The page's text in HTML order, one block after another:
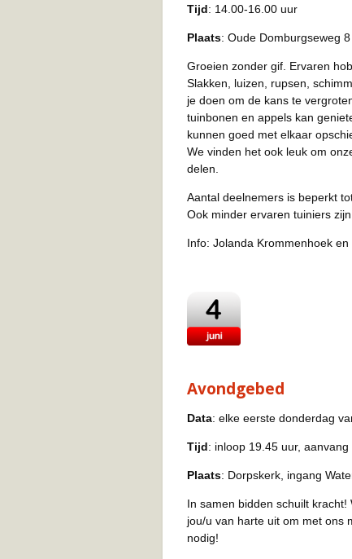
Tijd: 14.00-16.00 uur
Plaats: Oude Domburgseweg
Groeien zonder gif. Ervaren
Slakken, luizen, rupsen,
je doen om de kans te
tuinbonen en appels kan
kunnen goed met elkaar
We vinden het ook leuk om
delen.
Aantal deelnemers is beperkt
Ook minder ervaren tuiniers zijn
Info: Jolanda Krommenhoek
Avondgebed
Data: elke eerste donderdag
Tijd: inloop 19.45 uur,
Plaats: Dorpskerk, ingang
In samen bidden schuilt
jou/u van harte uit om met ons
nodig!